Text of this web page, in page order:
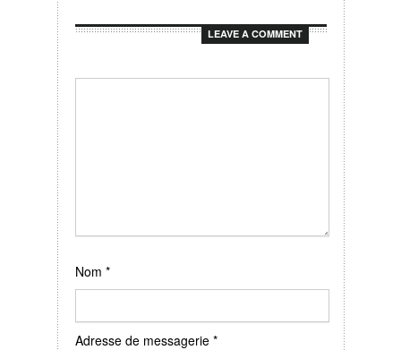
LEAVE A COMMENT
Nom *
Adresse de messagerie *